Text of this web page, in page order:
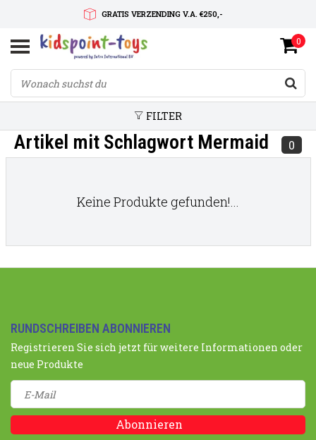
GRATIS VERZENDING V.A. €250,-
SNELLE LEVERTIJD
SERVICE OP MAAT
0
FILTER
Artikel mit Schlagwort Mermaid 0
Keine Produkte gefunden!...
RUNDSCHREIBEN ABONNIEREN
Registrieren Sie sich jetzt für weitere Informationen oder
neue Produkte
Abonnieren